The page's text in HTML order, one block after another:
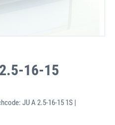
16-15
JU A 2.5-16-15 1S |